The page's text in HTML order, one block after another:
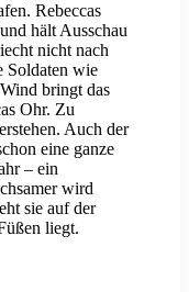
Rebeccas
hält Ausschau
nicht nach
Soldaten wie
bringt das
Ohr. Zu
Auch der
eine ganze
– ein
wird
sie auf der
liegt.